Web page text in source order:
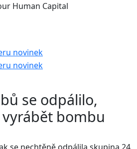
Human Capital
se odpálilo,
bombu